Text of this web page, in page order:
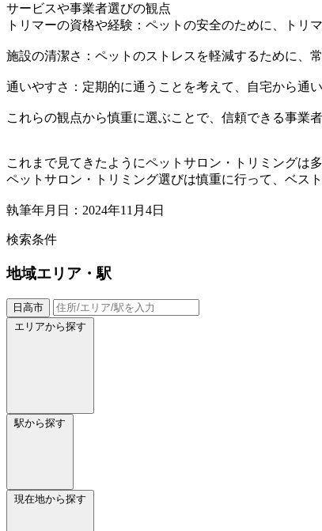
サービスや事業者選びの観点
トリマーの資格や経験：ペットの安全のために、トリ
施設の清潔さ：ペットのストレスを軽減するために、
通いやすさ：定期的に通うことを考えて、自宅から通
これらの観点から慎重に選ぶことで、信頼できる事業
これまで見てきたようにペットサロン・トリミングは
ペットサロン・トリミング選びは慎重に行って、ベス
執筆年月日：2024年11月4日
検索条件
地域エリア・駅
日高市
エリアから探す
駅から探す
現在地から探す